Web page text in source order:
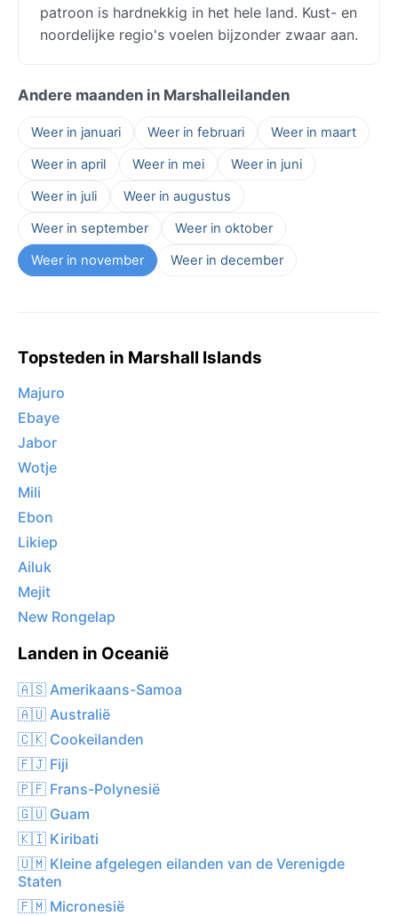
patroon is hardnekkig in het hele land. Kust- en
noordelijke regio's voelen bijzonder zwaar aan.
Andere maanden in Marshalleilanden
Weer in januari Weer in februari
Weer in maart
Weer in april
Weer in mei
Weer in juni
Weer in juli
Weer in augustus
Weer in september
Weer in oktober
Weer in november
Weer in december
Topsteden in Marshall Islands
Majuro
Ebaye
Jabor
Wotje
Mili
Ebon
Likiep
Ailuk
Mejit
New Rongelap
Landen in Oceanië
🇦🇸 Amerikaans-Samoa
🇦🇺 Australië
🇨🇰 Cookeilanden
🇫🇯 Fiji
🇵🇫 Frans-Polynesië
🇬🇺 Guam
🇰🇮 Kiribati
🇺🇲 Kleine afgelegen eilanden van de Verenigde
Staten
🇫🇲 Micronesië